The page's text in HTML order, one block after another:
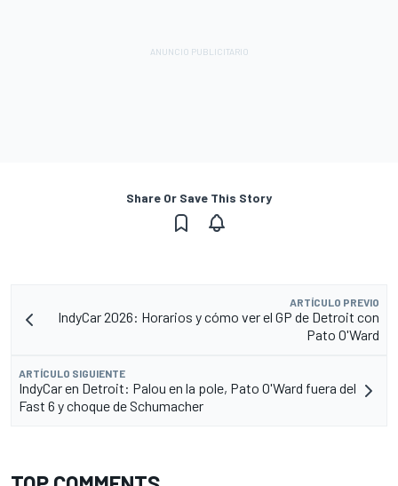
Share Or Save This Story
ARTÍCULO PREVIO
IndyCar 2026: Horarios y cómo ver el GP de Detroit con
Pato O'Ward
ARTÍCULO SIGUIENTE
IndyCar en Detroit: Palou en la pole, Pato O'Ward fuera del
Fast 6 y choque de Schumacher